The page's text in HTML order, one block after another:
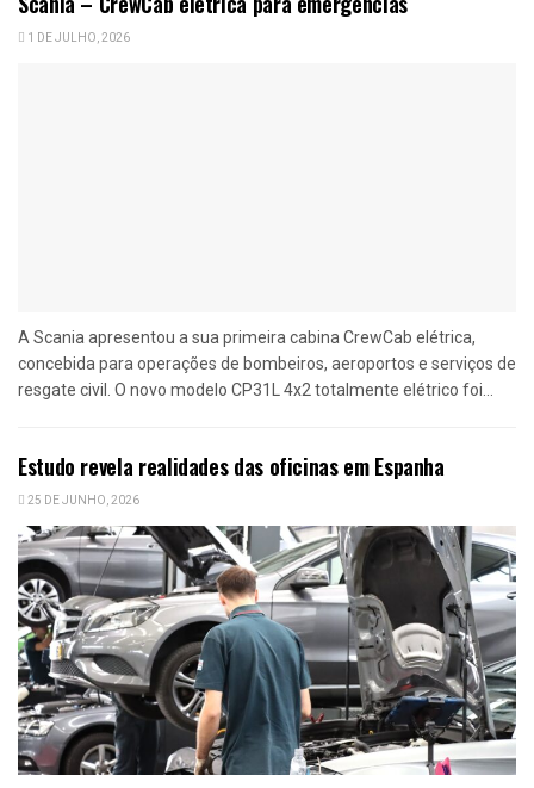
1 DE JULHO, 2026
A Scania apresentou a sua primeira cabina CrewCab elétrica,
concebida para operações de bombeiros, aeroportos e serviços de
resgate civil. O novo modelo CP31L 4x2 totalmente elétrico foi...
Estudo revela realidades das oficinas em Espanha
25 DE JUNHO, 2026